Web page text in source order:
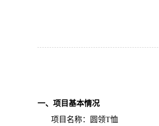
一、项目基本情况
项目名称：
圆领T恤